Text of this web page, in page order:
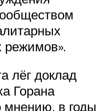
режимов».
лёг доклад
Горана
мнению, в годы